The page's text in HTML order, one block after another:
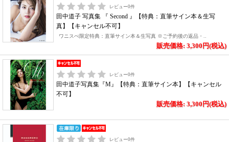
レビュー0件
田中道子 写真集 『 Second 』【特典：直筆サイン本＆生写
真】【キャンセル不可】
ワニスぺ限定特典：直筆サイン本＆生写真 ※ご予約後の返品・..
販売価格: 3,300円(税込)
レビュー0件
田中道子写真集『M』【特典：直筆サイン本】【キャンセル
不可】
販売価格: 3,300円(税込)
レビュー0件